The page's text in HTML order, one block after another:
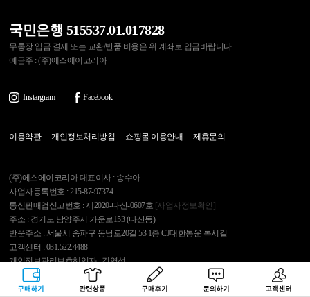
구매하기 관련상품 상품후기 문의하기 고객센터
국민은행 515537.01.017828
무통장 입금 결제 또는 교환/반품 비용은 위 계좌로 입금바랍니다.
예금주 : (주)에스에이코리아
Instargram Facebook
이용약관 개인정보처리방침 쇼핑몰 이용안내 제휴문의
(주)에스에이코리아 대표이사 : 송수아
사업자등록번호 : 215-87-97374
통신판매업신고번호 : 제2020-다산-0607호 [사업자정보확인]
주소 : 경기도 남양주시 가운로153 (다산동)
반품주소 : 서울시 송파구 동남로20길 53 1층 CJ대한통운 록시걸
고객센터 : 031.522.4488
개인정보관리보호책임자 : 김영석
Copyright 2007 Roxygirl.tv Inc. All rights reserved.